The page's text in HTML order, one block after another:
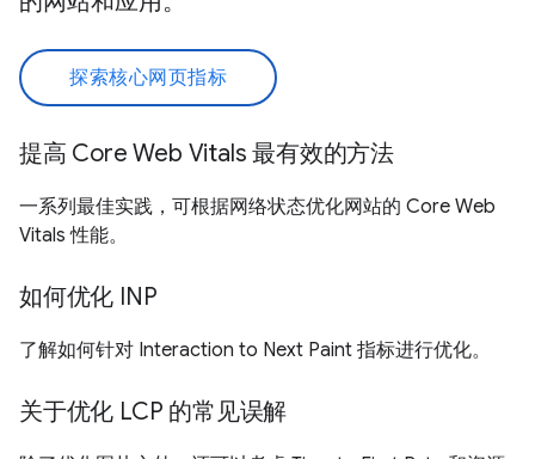
探索核心网页指标
提高 Core Web Vitals 最有效的方法
一系列最佳实践，可根据网络状态优化网站的 Core Web
Vitals 性能。
如何优化 INP
了解如何针对 Interaction to Next Paint 指标进行优化。
关于优化 LCP 的常见误解